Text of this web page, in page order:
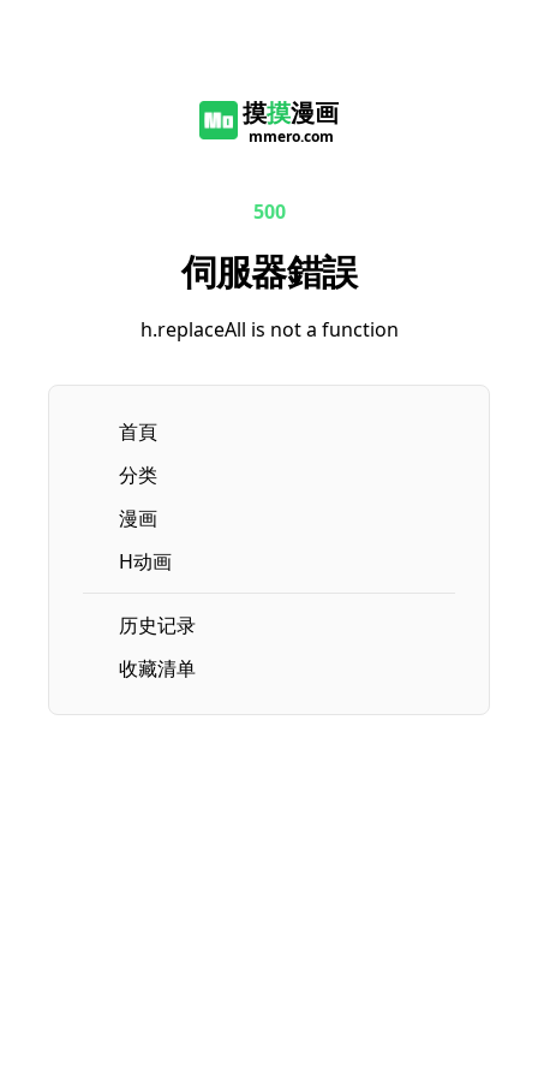
摸摸漫画
mmero.com
500
伺服器錯誤
h.replaceAll is not a function
首頁
分类
漫画
H动画
历史记录
收藏清单